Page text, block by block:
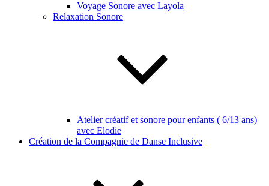
Voyage Sonore avec Layola
Relaxation Sonore
Atelier créatif et sonore pour enfants ( 6/13 ans)
avec Elodie
Création de la Compagnie de Danse Inclusive